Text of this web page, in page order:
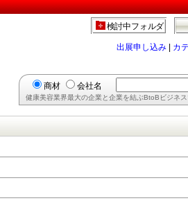
検討中フォルダ
出展申し込み カ
商材 会社名
健康美容業界最大の企業と企業を結ぶBtoBビジネ